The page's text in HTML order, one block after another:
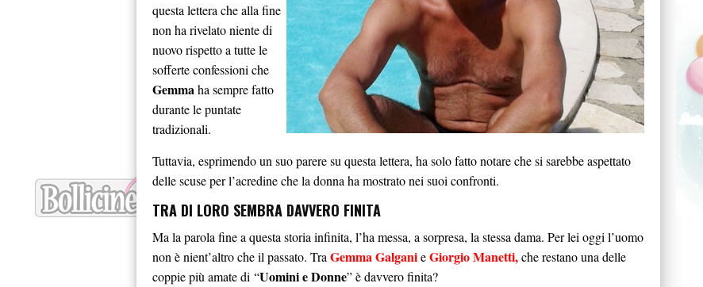
questa lettera che alla fine
non ha rivelato niente di
nuovo rispetto a tutte le
sofferte confessioni che
Gemmaha sempre fatto
durante le puntate
tradizionali.
Tuttavia, esprimendo un suo parere su questa lettera, ha solo fatto notare che si sarebbe aspettato
delle scuse per l’acredine che la donna ha mostrato nei suoi confronti.
TRA DI LORO SEMBRA DAVVERO FINITA
Ma la parola fine a questa storia infinita, l’ha messa, a sorpresa, la stessa dama. Per lei oggi l’uomo
non è nient’altro che il passato. Tra Gemma GalganieGiorgio Manetti,che restano una delle
coppie più amate di “Uomini e Donne” è davvero finita?